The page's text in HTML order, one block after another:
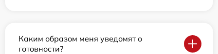
Каким образом меня уведомят о
готовности?